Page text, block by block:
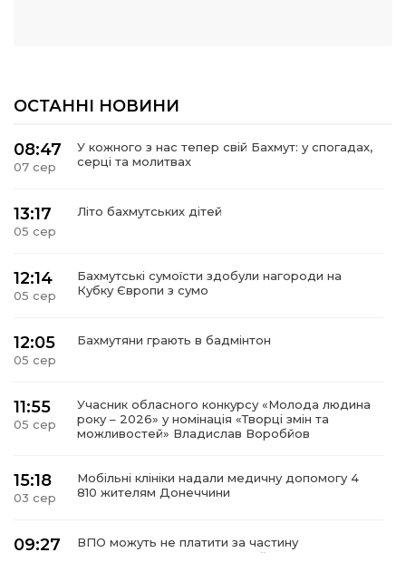
ОСТАННІ НОВИНИ
08:47
07 сер
У кожного з нас тепер свій Бахмут: у спогадах,
серці та молитвах
13:17
05 сер
Літо бахмутських дітей
12:14
05 сер
Бахмутські сумоїсти здобули нагороди на
Кубку Європи з сумо
12:05
05 сер
Бахмутяни грають в бадмінтон
11:55
05 сер
Учасник обласного конкурсу «Молода людина
року – 2026» у номінація «Творці змін та
можливостей» Владислав Воробйов
15:18
03 сер
Мобільні клініки надали медичну допомогу 4
810 жителям Донеччини
09:27
ВПО можуть не платити за частину
комунальних послуг: про що йдеться